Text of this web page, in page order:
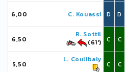
6,00 C. Kouassi D
6,50
R. Sottil
(61')
C
5,50
L. Coulibaly
C
D
C
C